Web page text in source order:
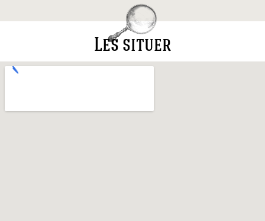
Les situer